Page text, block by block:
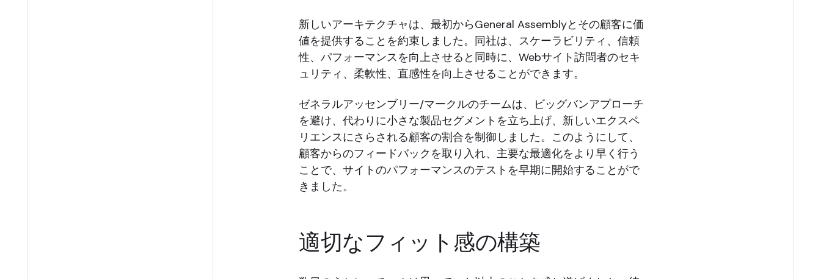
新しいアーキテクチャは、最初からGeneral Assemblyとその顧客に価
値を提供することを約束しました。同社は、スケーラビリティ、信頼
性、パフォーマンスを向上させると同時に、Webサイト訪問者のセキ
ュリティ、柔軟性、直感性を向上させることができます。
ゼネラルアッセンブリー/マークルのチームは、ビッグバンアプローチ
を避け、代わりに小さな製品セグメントを立ち上げ、新しいエクスペ
リエンスにさらされる顧客の割合を制御しました。このようにして、
顧客からのフィードバックを取り入れ、主要な最適化をより早く行う
ことで、サイトのパフォーマンスのテストを早期に開始することがで
きました。
適切なフィット感の構築